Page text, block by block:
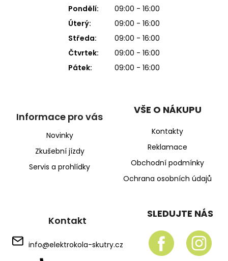
Pondělí:
09:00 - 16:00
Úterý:
09:00 - 16:00
Středa:
09:00 - 16:00
Čtvrtek:
09:00 - 16:00
Pátek:
09:00 - 16:00
Informace pro vás
Novinky
Zkušební jízdy
Servis a prohlídky
VŠE O NÁKUPU
Kontakty
Reklamace
Obchodní podmínky
Ochrana osobních údajů
Kontakt
info@elektrokola-skutry.cz
SLEDUJTE NÁS